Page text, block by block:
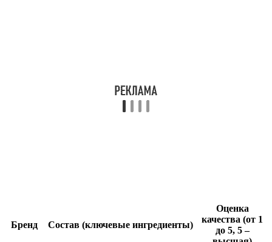
Бренд Состав (ключевые ингредиенты)
Оценка
качества (от 1
до 5, 5 –